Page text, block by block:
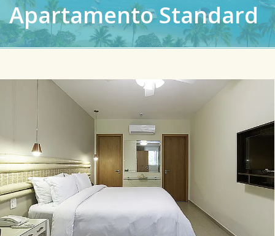
Apartamento Standard